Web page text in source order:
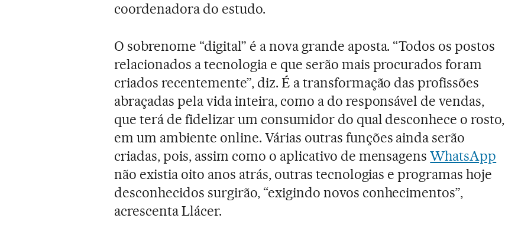
coordenadora do estudo.
O sobrenome “digital” é a nova grande aposta. “Todos os postos
relacionados a tecnologia e que serão mais procurados foram
criados recentemente”, diz. É a transformação das profissões
abraçadas pela vida inteira, como a do responsável de vendas,
que terá de fidelizar um consumidor do qual desconhece o rosto,
em um ambiente online. Várias outras funções ainda serão
criadas, pois, assim como o aplicativo de mensagensWhatsApp
não existia oito anos atrás, outras tecnologias e programas hoje
desconhecidos surgirão, “exigindo novos conhecimentos”,
acrescenta Llácer.